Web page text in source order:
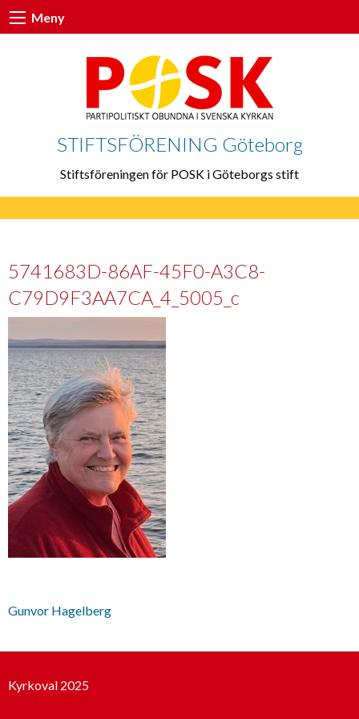
Meny
STIFTSFÖRENING Göteborg
Stiftsföreningen för POSK i Göteborgs stift
5741683D-86AF-45F0-A3C8-
C79D9F3AA7CA_4_5005_c
Inläggsnavigering
Gunvor Hagelberg
Kyrkoval 2025